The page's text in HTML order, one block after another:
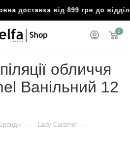
доставка від 899 грн до
0
обличчя
Ванільний 12
Бренди — Lady Caramel —